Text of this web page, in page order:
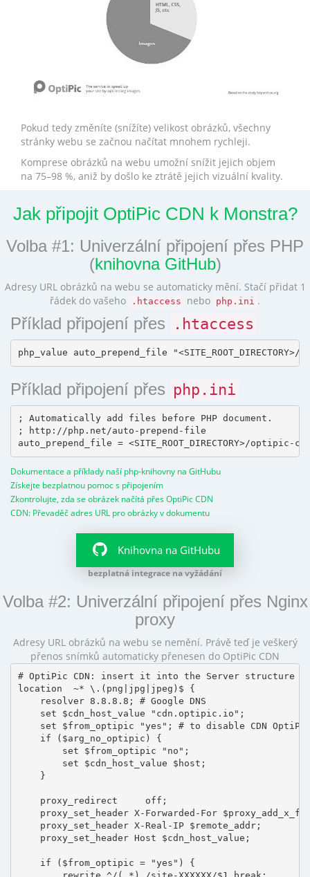
Pokud tedy změníte (snížíte) velikost obrázků, všechny
stránky webu se začnou načítat mnohem rychleji.
Komprese obrázků na webu umožní snížit jejich objem
na 75–98 %, aniž by došlo ke ztrátě jejich vizuální kvality.
Jak připojit OptiPic CDN k Monstra?
Volba #1: Univerzální připojení přes PHP
(knihovna GitHub)
Adresy URL obrázků na webu se automaticky mění. Stačí přidat 1
řádek do vašeho
.htaccess nebo php.ini .
Příklad připojení přes .htaccess
Příklad připojení přes php.ini
; Automatically add files before PHP document.
; http://php.net/auto-prepend-file
Dokumentace a příklady naší php-knihovny na GitHubu
Získejte bezplatnou pomoc s připojením
Zkontrolujte, zda se obrázek načítá přes OptiPic CDN
CDN: Převaděč adres URL pro obrázky v dokumentu
Knihovna na GitHubu
bezplatná integrace na vyžádání
Volba #2: Univerzální připojení přes Nginx
proxy
Adresy URL obrázků na webu se nemění. Právě teď je veškerý
přenos snímků automaticky přenesen do OptiPic CDN
# OptiPic CDN: insert it into the Server structure
location  ~* \.(png|jpg|jpeg)$ {
    resolver 8.8.8.8; # Google DNS
    set $cdn_host_value "cdn.optipic.io";
set $from_optipic "yes"; # to disable CDN
    if ($arg_no_optipic) {
        set $from_optipic "no";
        set $cdn_host_value $host;
    }
    proxy_redirect     off;
proxy_set_header X-Forwarded-For
    proxy_set_header X-Real-IP $remote_addr;
    proxy_set_header Host $cdn_host_value;
    if ($from_optipic = "yes") {